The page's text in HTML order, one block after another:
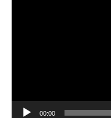
00:00